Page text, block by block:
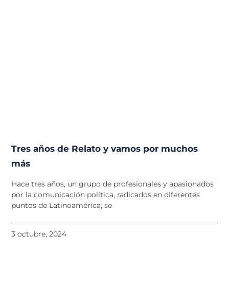
Tres años de Relato y vamos por muchos
más
Hace tres años, un grupo de profesionales y apasionados
por la comunicación política, radicados en diferentes
puntos de Latinoamérica, se
3 octubre, 2024